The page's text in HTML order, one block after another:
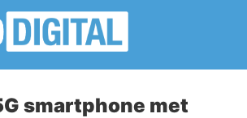
smartphone met